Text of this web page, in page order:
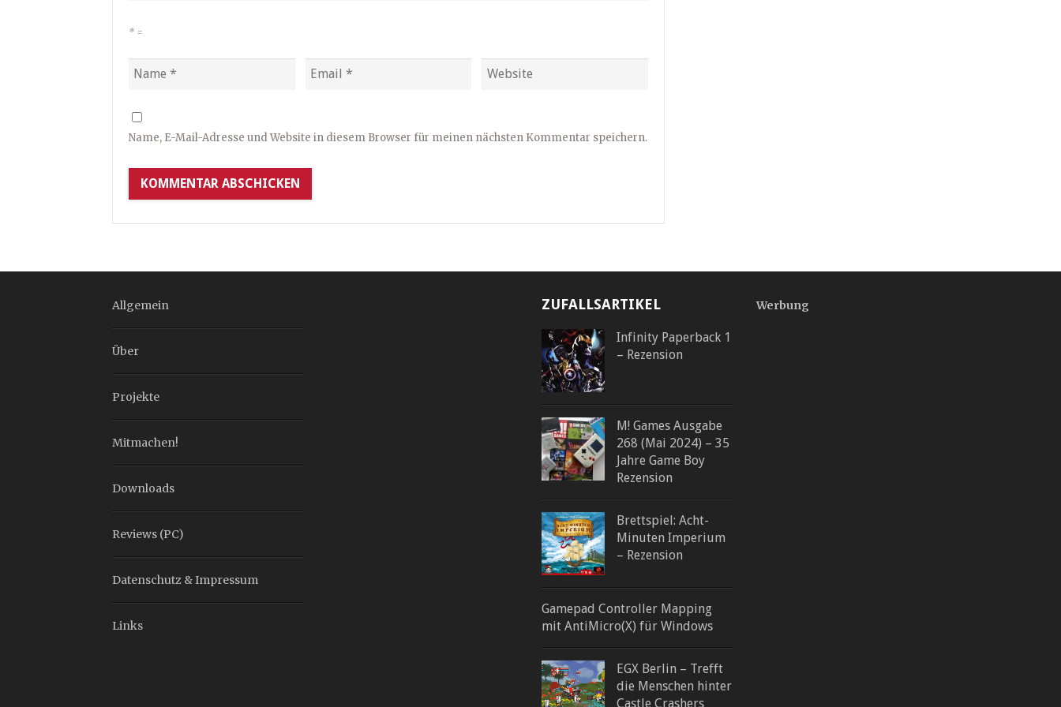
* =
Name, E-Mail-Adresse und Website in diesem Browser für meinen nächsten Kommentar speichern.
Allgemein
Über
Projekte
Mitmachen!
Downloads
Reviews (PC)
Datenschutz & Impressum
Links
ZUFALLSARTIKEL
Infinity Paperback 1
– Rezension
M! Games Ausgabe
268 (Mai 2024) – 35
Jahre Game Boy
Rezension
Brettspiel: Acht-
Minuten Imperium
– Rezension
Gamepad Controller Mapping
mit AntiMicro(X) für Windows
EGX Berlin – Trefft
die Menschen hinter
Castle Crashers
Werbung